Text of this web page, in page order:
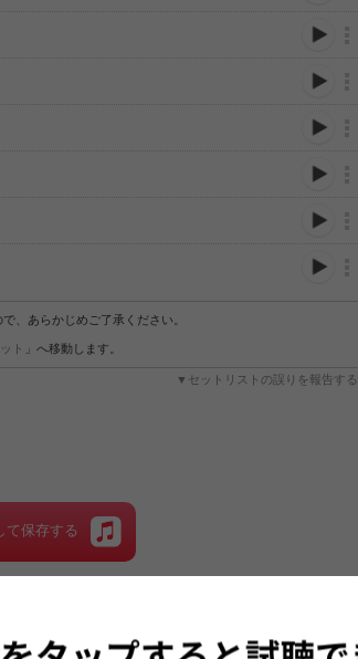
、あらかじめご了承ください。
ト 」へ移動します。
▼セットリストの誤りを報告する
て保存する